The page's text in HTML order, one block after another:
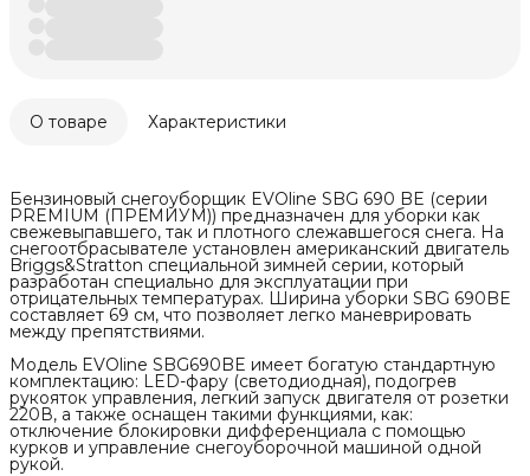
О товаре Характеристики
Бензиновый снегоуборщик EVOline SBG 690 BE (серии
PREMIUM (ПРЕМИУМ)) предназначен для уборки как
свежевыпавшего, так и плотного слежавшегося снега. На
снегоотбрасывателе установлен американский двигатель
Briggs&Stratton специальной зимней серии, который
разработан специально для эксплуатации при
отрицательных температурах. Ширина уборки SBG 690BE
составляет 69 см, что позволяет легко маневрировать
между препятствиями.
Модель EVOline SBG690BE имеет богатую стандартную
комплектацию: LED-фару (светодиодная), подогрев
рукояток управления, легкий запуск двигателя от розетки
220В, а также оснащен такими функциями, как:
отключение блокировки дифференциала с помощью
курков и управление снегоуборочной машиной одной
рукой.